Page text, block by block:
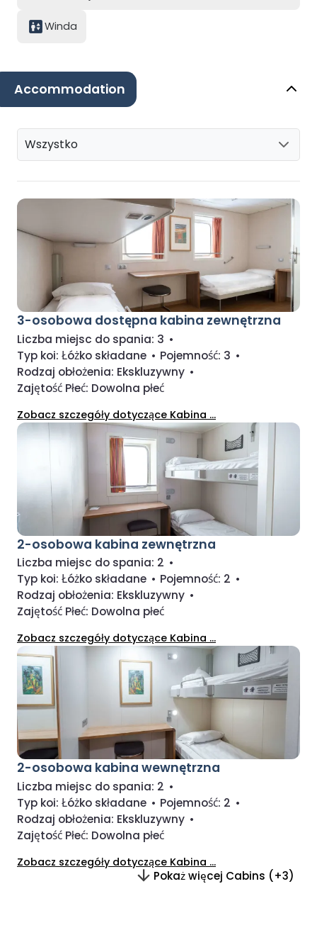
Winda
Accommodation
Wszystko
3-osobowa dostępna kabina zewnętrzna
Liczba miejsc do spania: 3 •
Typ koi: Łóżko składane • Pojemność: 3 •
Rodzaj obłożenia: Ekskluzywny •
Zajętość Płeć: Dowolna płeć
Zobacz szczegóły dotyczące Kabina ...
2-osobowa kabina zewnętrzna
Liczba miejsc do spania: 2 •
Typ koi: Łóżko składane • Pojemność: 2 •
Rodzaj obłożenia: Ekskluzywny •
Zajętość Płeć: Dowolna płeć
Zobacz szczegóły dotyczące Kabina ...
2-osobowa kabina wewnętrzna
Liczba miejsc do spania: 2 •
Typ koi: Łóżko składane • Pojemność: 2 •
Rodzaj obłożenia: Ekskluzywny •
Zajętość Płeć: Dowolna płeć
Zobacz szczegóły dotyczące Kabina ...
Pokaż więcej Cabins (+3)